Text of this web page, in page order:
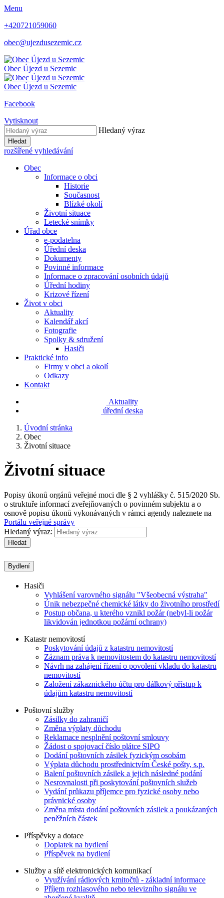
Menu
+420721059060
obec@ujezdusezemic.cz
Obec Újezd u Sezemic
Obec Újezd u Sezemic
Facebook
Vytisknout
Hledaný výraz
Hledat
rozšířené vyhledávání
Obec
Informace o obci
Historie
Současnost
Blízké okolí
Životní situace
Letecké snímky
Úřad obce
e-podatelna
Úřední deska
Dokumenty
Povinné informace
Informace o zpracování osobních údajů
Úřední hodiny
Krizové řízení
Život v obci
Aktuality
Kalendář akcí
Fotografie
Spolky & sdružení
Hasiči
Praktické info
Firmy v obci a okolí
Odkazy
Kontakt
Aktuality
úřední deska
Úvodní stránka
Obec
Životní situace
Životní situace
Popisy úkonů orgánů veřejné moci dle § 2 vyhlášky č. 515/2020 Sb.
o struktuře informací zveřejňovaných o povinném subjektu a o
osnově popisu úkonů vykonávaných v rámci agendy naleznete na
Portálu veřejné správy
Hledaný výraz:
Hledat
Bydlení
Hasiči
Vyhlášení varovného signálu "Všeobecná výstraha"
Únik nebezpečné chemické látky do životního prostředí
Postup občana, u kterého vznikl požár (nebyl-li požár
likvidován jednotkou požární ochrany)
Katastr nemovitostí
Poskytování údajů z katastru nemovitostí
Záznam práva k nemovitostem do katastru nemovitostí
Návrh na zahájení řízení o povolení vkladu do katastru
nemovitostí
Založení zákaznického účtu pro dálkový přístup k
údajům katastru nemovitostí
Poštovní služby
Zásilky do zahraničí
Změna výplaty důchodu
Reklamace nesplnění poštovní smlouvy
Žádost o spojovací číslo plátce SIPO
Dodání poštovních zásilek fyzickým osobám
Výplata důchodu prostřednictvím České pošty, s.p.
Balení poštovních zásilek a jejich následné podání
Nesrovnalosti při poskytování poštovních služeb
Vydání průkazu příjemce pro fyzické osoby nebo
právnické osoby
Změna místa dodání poštovních zásilek a poukázaných
peněžních částek
Příspěvky a dotace
Doplatek na bydlení
Příspěvek na bydlení
Služby a sítě elektronických komunikací
Využívání rádiových kmitočtů - základní informace
Příjem rozhlasového nebo televizního signálu ve